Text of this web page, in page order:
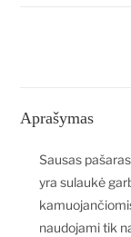
Aprašymas
Sausas
yra sulaukė
naudojami tik